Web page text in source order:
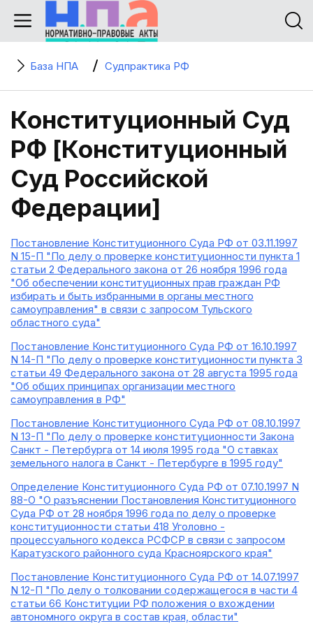
База НПА Судпрактика РФ
Конституционный Суд
РФ [Конституционный
Суд Российской
Федерации]
Постановление Конституционного Суда РФ от 03.11.1997
N 15-П "По делу о проверке конституционности пункта 1
статьи 2 Федерального закона от 26 ноября 1996 года
"Об обеспечении конституционных прав граждан РФ
избирать и быть избранными в органы местного
самоуправления" в связи с запросом Тульского
областного суда"
Постановление Конституционного Суда РФ от 16.10.1997
N 14-П "По делу о проверке конституционности пункта 3
статьи 49 Федерального закона от 28 августа 1995 года
"Об общих принципах организации местного
самоуправления в РФ"
Постановление Конституционного Суда РФ от 08.10.1997
N 13-П "По делу о проверке конституционности Закона
Санкт - Петербурга от 14 июля 1995 года "О ставках
земельного налога в Санкт - Петербурге в 1995 году"
Определение Конституционного Суда РФ от 07.10.1997 N
88-О "О разъяснении Постановления Конституционного
Суда РФ от 28 ноября 1996 года по делу о проверке
конституционности статьи 418 Уголовно -
процессуального кодекса РСФСР в связи с запросом
Каратузского районного суда Красноярского края"
Постановление Конституционного Суда РФ от 14.07.1997
N 12-П "По делу о толковании содержащегося в части 4
статьи 66 Конституции РФ положения о вхождении
автономного округа в состав края, области"